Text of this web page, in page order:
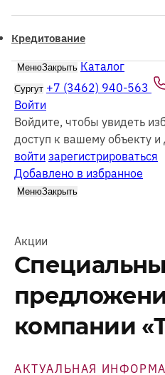
Кредитование
МенюЗакрыть Каталог
Сургут +7 (3462) 940-563
Войти
Войдите, чтобы увидеть
доступ к вашему объекту
войти зарегистрироваться
Добавлено в избранное
МенюЗакрыть
Акции
компании
АКТУАЛЬНАЯ